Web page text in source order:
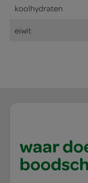
koolhydraten
eiwit
waar